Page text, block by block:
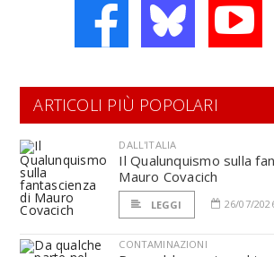
ARTICOLI PIÙ POPOLARI
DALL'ITALIA
Il Qualunquismo sulla
Mauro Covacich
LEGGI 26/07/
CONTAMINAZIONI